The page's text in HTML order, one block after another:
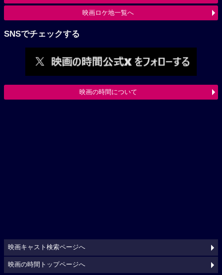
映画ロケ地一覧へ
SNSでチェックする
映画の時間について
映画キャスト検索ページへ
映画の時間トップページへ